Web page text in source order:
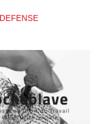
DEFENSE